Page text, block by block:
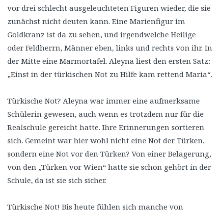
vor drei schlecht ausgeleuchteten Figuren wieder, die sie
zunächst nicht deuten kann. Eine Marienfigur im
Goldkranz ist da zu sehen, und irgendwelche Heilige
oder Feldherrn, Männer eben, links und rechts von ihr. In
der Mitte eine Marmortafel. Aleyna liest den ersten Satz:
„Einst in der türkischen Not zu Hilfe kam rettend Maria“.
Türkische Not? Aleyna war immer eine aufmerksame
Schülerin gewesen, auch wenn es trotzdem nur für die
Realschule gereicht hatte. Ihre Erinnerungen sortieren
sich. Gemeint war hier wohl nicht eine Not der Türken,
sondern eine Not vor den Türken? Von einer Belagerung,
von den „Türken vor Wien“ hatte sie schon gehört in der
Schule, da ist sie sich sicher.
Türkische Not! Bis heute fühlen sich manche von